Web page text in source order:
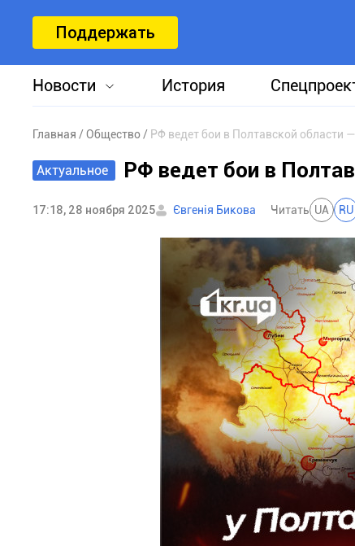
Поддержать
Новости История
Главная Общество РФ ведет бои в Полтавской области
Актуальное РФ ведет бои в
17:18, 28 ноября 2025 Євгенія Бикова Читать UA RU